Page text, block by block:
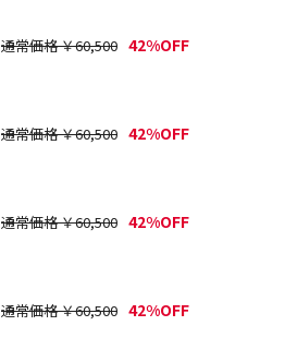
通常価格 ￥60,500 42%OFF
通常価格 ￥60,500 42%OFF
通常価格 ￥60,500 42%OFF
通常価格 ￥60,500 42%OFF